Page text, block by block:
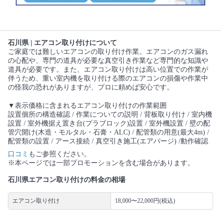
石川県 | エアコン取り付けについて
ご家庭では難しいエアコンの取り付け作業。エアコンのガス漏れ
の心配や、専門の道具が必要な真空引き作業など専門的な知識や
道具が必要です。また、エアコン取り付けは高い位置での作業が
伴うため、重い室内機を取り付ける際のエアコンの損傷や作業中
の怪我の恐れがありますが、プロに頼めば安心です。
▼表示価格に含まれるエアコン取り付けの作業範囲
設置個所の構造確認 / 作業についての説明 / 背板取り付け / 室内機
設置 / 室外機据え置き台(プラブロック)設置 / 室外機設置 / 壁の配
管穴開け(木造・モルタル・石膏・ALC) / 配管類の用意(最大4m) /
配管類の設置 / アース接続 / 真空引き施工(エアパージ) /動作確認
口コミ もご参照ください。
※本ページでは一部プロモーションを含む場合があります。
石川県エアコン取り付けの料金の相場
エアコン取り付け 18,000〜22,000円(税込)